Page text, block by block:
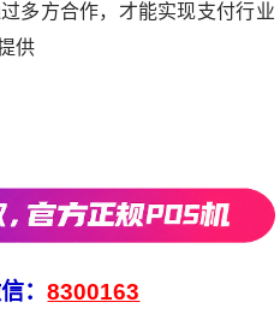
多方合作，才能实现支付行业
供
：8300163